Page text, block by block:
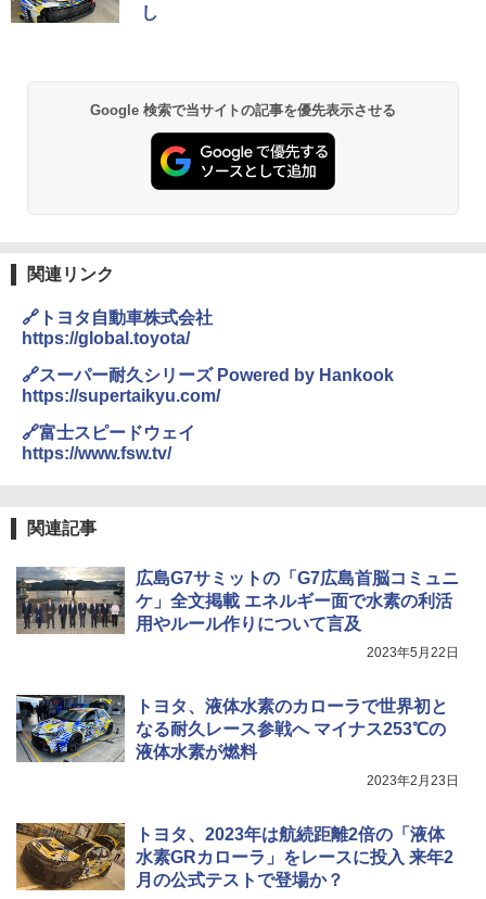
し
Google 検索で当サイトの記事を優先表示させる
関連リンク
🔗トヨタ自動車株式会社
https://global.toyota/
🔗スーパー耐久シリーズ Powered by Hankook
https://supertaikyu.com/
🔗富士スピードウェイ
https://www.fsw.tv/
関連記事
広島G7サミットの「G7広島首脳コミュニ
ケ」全文掲載 エネルギー面で水素の利活
用やルール作りについて言及
2023年5月22日
トヨタ、液体水素のカローラで世界初と
なる耐久レース参戦へ マイナス253℃の
液体水素が燃料
2023年2月23日
トヨタ、2023年は航続距離2倍の「液体
水素GRカローラ」をレースに投入 来年2
月の公式テストで登場か？